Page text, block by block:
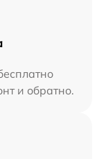
и обратно.